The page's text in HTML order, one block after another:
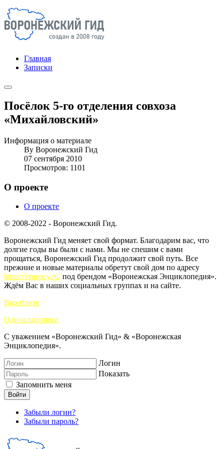
Главная
Записки
Посёлок 5-го отделения совхоза
«Михайловский»
Информация о материале
By Воронежский Гид
07 сентября 2010
Просмотров: 1101
О проекте
О проекте
© 2008-2022 - Воронежский Гид.
Воронежский Гид меняет свой формат. Благодарим вас, что
долгие годы вы были с нами. Мы не спешим с вами
прощаться, Воронежский Гид продолжит свой путь. Все
прежние и новые материалы обретут свой дом по адресу
https://vrnency.ru/под брендом «Воронежская Энциклопедия».
Ждём Вас в наших социальных группах и на сайте.
Вконтакте
Одноклассники
С уважением «Воронежский Гид» & «Воронежская
Энциклопедия».
Логин
Показать
Запомнить меня
Войти
Забыли логин?
Забыли пароль?